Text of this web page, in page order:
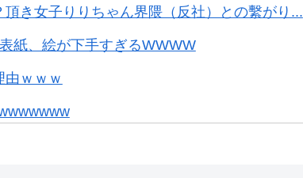
き女子りりちゃん界隈（反社）との繫がり...
紙、絵が下手すぎるWWWW
由ｗｗｗ